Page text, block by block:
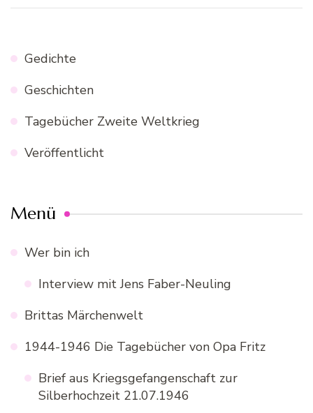
Gedichte
Geschichten
Tagebücher Zweite Weltkrieg
Veröffentlicht
Menü
Wer bin ich
Interview mit Jens Faber-Neuling
Brittas Märchenwelt
1944-1946 Die Tagebücher von Opa Fritz
Brief aus Kriegsgefangenschaft zur
Silberhochzeit 21.07.1946